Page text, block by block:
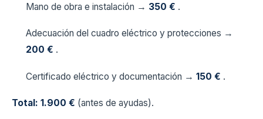
Mano de obra e instalación → 350 € .
Adecuación del cuadro eléctrico y protecciones →
200 € .
Certificado eléctrico y documentación → 150 € .
Total: 1.900 € (antes de ayudas).